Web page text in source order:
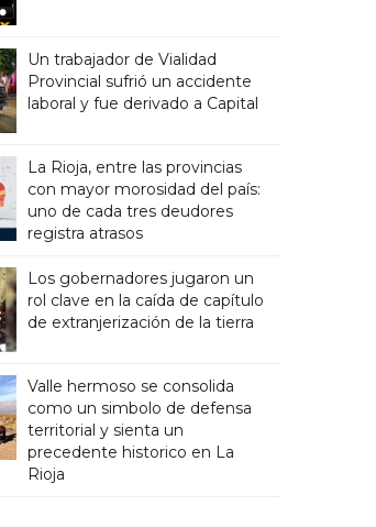
Un trabajador de Vialidad
Provincial sufrió un accidente
laboral y fue derivado a Capital
La Rioja, entre las provincias
con mayor morosidad del país:
uno de cada tres deudores
registra atrasos
Los gobernadores jugaron un
rol clave en la caída de capítulo
de extranjerización de la tierra
Valle hermoso se consolida
como un simbolo de defensa
territorial y sienta un
precedente historico en La
Rioja